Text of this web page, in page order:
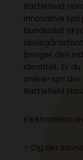
Battlefield
innovative
bundsolidt
bringer den
identitet. Er
online-spil
Battlefield
Elektronista
– Dig der